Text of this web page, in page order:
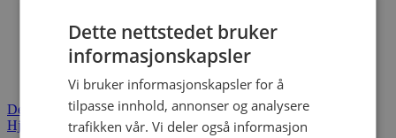
Pinse Ung
Skolestart 📚
SOMMERSALG! 🌻
Tilbud
Dette er sommerens bestselger
Hjem
/ Produkter med stikkord «Norsk studiebibel»
Dette nettstedet bruker
informasjonskapsler
Vi bruker informasjonskapsler for å
tilpasse innhold, annonser og analysere
trafikken vår. Vi deler også informasjon